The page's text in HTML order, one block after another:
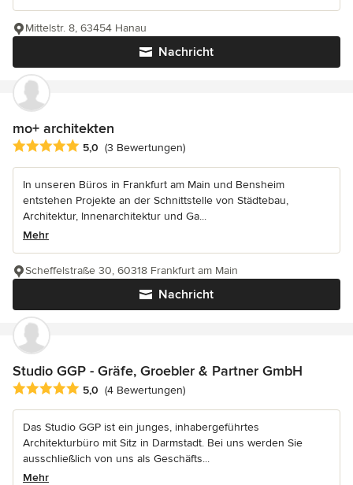
Nachricht
Mittelstr. 8, 63454 Hanau
mo+ architekten
Durchschnittliche Bewertung: 5 von 5 Sternen
5,0 (3 Bewertungen)
In unseren Büros in Frankfurt am Main und Bensheim
entstehen Projekte an der Schnittstelle von Städtebau,
Architektur, Innenarchitektur und Ga...
Mehr
Nachricht
Scheffelstraße 30, 60318 Frankfurt am Main
Studio GGP - Gräfe, Groebler & Partner GmbH
Durchschnittliche Bewertung: 5 von 5 Sternen
5,0 (4 Bewertungen)
Das Studio GGP ist ein junges, inhabergeführtes
Architekturbüro mit Sitz in Darmstadt. Bei uns werden Sie
ausschließlich von uns als Geschäfts...
Mehr